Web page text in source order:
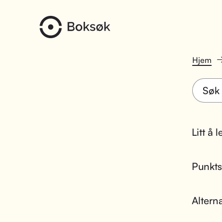
Hjem
Litt å